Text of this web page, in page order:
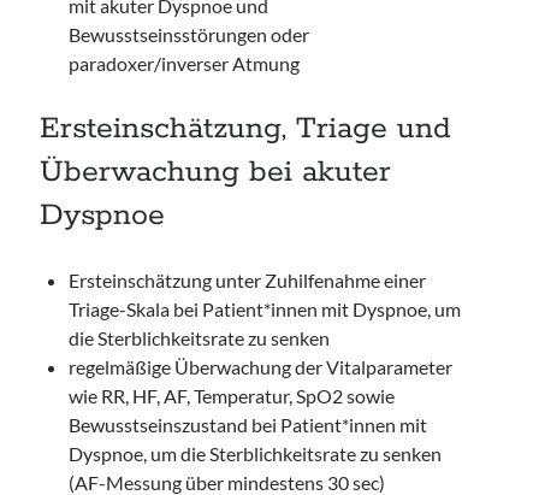
mit akuter Dyspnoe und
Bewusstseinsstörungen oder
paradoxer/inverser Atmung
Ersteinschätzung, Triage und
Überwachung bei akuter
Dyspnoe
Ersteinschätzung unter Zuhilfenahme einer
Triage-Skala bei Patient*innen mit Dyspnoe, um
die Sterblichkeitsrate zu senken
regelmäßige Überwachung der Vitalparameter
wie RR, HF, AF, Temperatur, SpO2 sowie
Bewusstseinszustand bei Patient*innen mit
Dyspnoe, um die Sterblichkeitsrate zu senken
(AF-Messung über mindestens 30 sec)